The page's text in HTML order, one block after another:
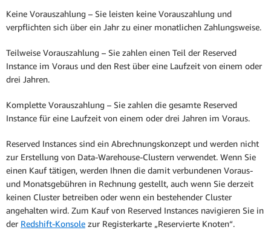
Keine Vorauszahlung – Sie leisten keine Vorauszahlung und
verpflichten sich über ein Jahr zu einer monatlichen Zahlungsweise.
Teilweise Vorauszahlung – Sie zahlen einen Teil der Reserved
Instance im Voraus und den Rest über eine Laufzeit von einem oder
drei Jahren.
Komplette Vorauszahlung – Sie zahlen die gesamte Reserved
Instance für eine Laufzeit von einem oder drei Jahren im Voraus.
Reserved Instances sind ein Abrechnungskonzept und werden nicht
zur Erstellung von Data-Warehouse-Clustern verwendet. Wenn Sie
einen Kauf tätigen, werden Ihnen die damit verbundenen Voraus-
und Monatsgebühren in Rechnung gestellt, auch wenn Sie derzeit
keinen Cluster betreiben oder wenn ein bestehender Cluster
angehalten wird. Zum Kauf von Reserved Instances navigieren Sie in
der Redshift-Konsole zur Registerkarte „Reservierte Knoten“.